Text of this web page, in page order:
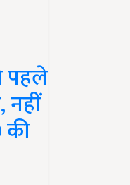
पहले
नहीं